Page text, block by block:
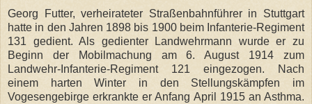
Georg Futter, verheirateter Straßenbahnführer in Stuttgart
hatte in den Jahren 1898 bis 1900 beim Infanterie-Regiment
131 gedient. Als gedienter Landwehrmann wurde er zu
Beginn der Mobilmachung am 6. August 1914 zum
Landwehr-Infanterie-Regiment 121 eingezogen. Nach
einem harten Winter in den Stellungskämpfen im
Vogesengebirge erkrankte er Anfang April 1915 an Asthma.